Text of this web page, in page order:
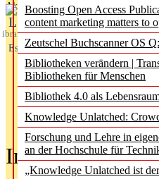
Boosting Open Access
content marketing matters to
Zeutschel Buchscanner OS
Bibliotheken verändern |
Bibliotheken für Menschen
Bibliothek 4.0 als
Knowledge Unlatched:
Forschung und Lehre in
an der Hochschule für
„Knowledge Unlatched ist
Aktuelles aus
L
ibrary
Essentials
In der Ausgabe